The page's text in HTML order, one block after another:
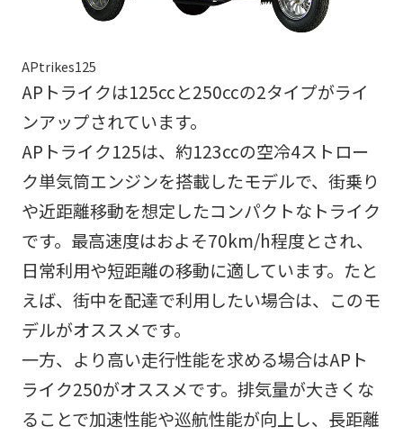
APtrikes125
APトライクは125ccと250ccの2タイプがライ
ンアップされています。
APトライク125は、約123ccの空冷4ストロー
ク単気筒エンジンを搭載したモデルで、街乗り
や近距離移動を想定したコンパクトなトライク
です。最高速度はおよそ70km/h程度とされ、
日常利用や短距離の移動に適しています。たと
えば、街中を配達で利用したい場合は、このモ
デルがオススメです。
一方、より高い走行性能を求める場合はAPト
ライク250がオススメです。排気量が大きくな
ることで加速性能や巡航性能が向上し、長距離